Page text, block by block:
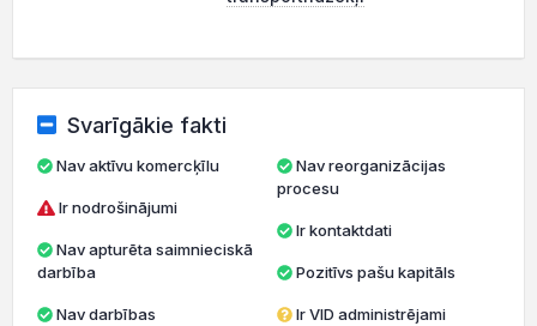
Svarīgākie fakti
Nav aktīvu komercķīlu
Ir nodrošinājumi
darbība
Nav reorganizācijas
procesu
Ir kontaktdati
Pozitīvs pašu kapitāls
Ir VID administrējami